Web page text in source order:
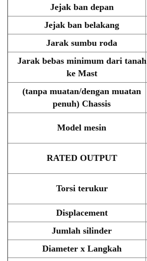
Jejak ban depan
Jejak ban belakang
Jarak sumbu roda
Jarak bebas minimum dari tanah
ke Mast
(tanpa muatan/dengan muatan
penuh) Chassis
Model mesin
RATED OUTPUT
Torsi terukur
Displacement
Jumlah silinder
Diameter x Langkah